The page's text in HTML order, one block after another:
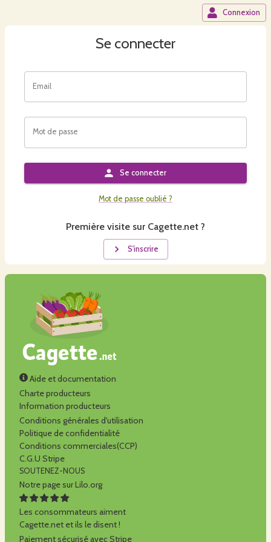
Connexion
Se connecter
Email
Mot de passe
Se connecter
Mot de passe oublié ?
Première visite sur Cagette.net ?
S'inscrire
Aide et documentation
Charte producteurs
Information producteurs
Conditions générales d'utilisation
Politique de confidentialité
Conditions commerciales(CCP)
C.G.U Stripe
SOUTENEZ-NOUS
Notre page sur Lilo.org
Les consommateurs aiment
Cagette.net et ils le disent !
Paiement sécurisé avec Stripe